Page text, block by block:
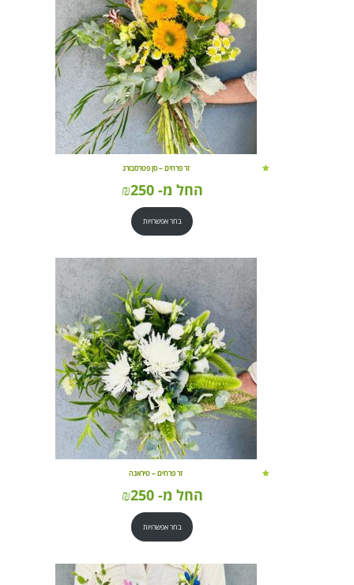
זר פרחים – סן פטרסבורג
החל מ- ₪250
בחר אפשרויות
זר פרחים – טיראנה
החל מ- ₪250
בחר אפשרויות